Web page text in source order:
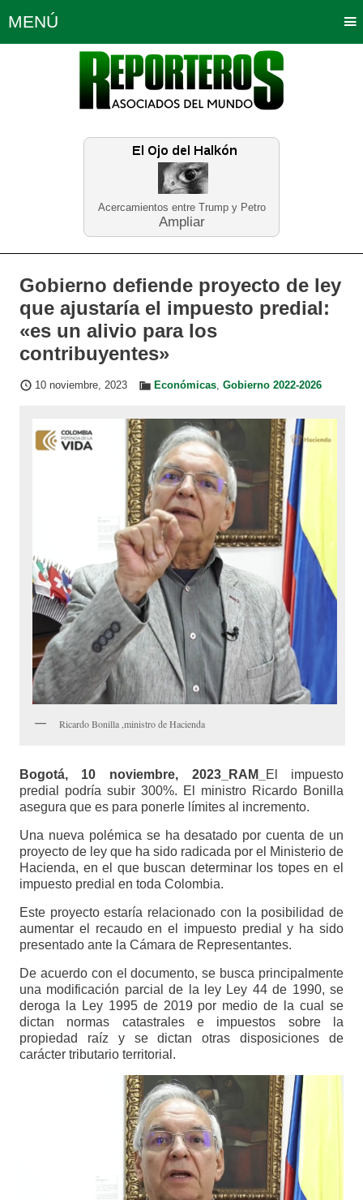
Acercamientos entre Trump y Petro
Ampliar
MENÚ
Política Opinión Bogotá
Planeta Tierra Deportes
Educación Neira
Gobierno defiende proyecto de ley
que ajustaría el impuesto predial:
«es un alivio para los
contribuyentes»
10 noviembre, 2023 Económicas, Gobierno 2022-2026
Ricardo Bonilla ,ministro de Hacienda
Bogotá, 10 noviembre, 2023_RAM_
El impuesto
predial podría subir 300%. El ministro Ricardo Bonilla
asegura que es para ponerle límites al incremento.
Una nueva polémica se ha desatado por cuenta de un
proyecto de ley que ha sido radicada por el Ministerio de
Hacienda, en el que buscan determinar los topes en el
impuesto predial en toda Colombia.
Este proyecto estaría relacionado con la posibilidad de
aumentar el recaudo en el impuesto predial y ha sido
presentado ante la Cámara de Representantes.
De acuerdo con el documento, se busca principalmente
una modificación parcial de la ley Ley 44 de 1990, se
deroga la Ley 1995 de 2019 por medio de la cual se
dictan normas catastrales e impuestos sobre la
propiedad raíz y se dictan otras disposiciones de
carácter tributario territorial.